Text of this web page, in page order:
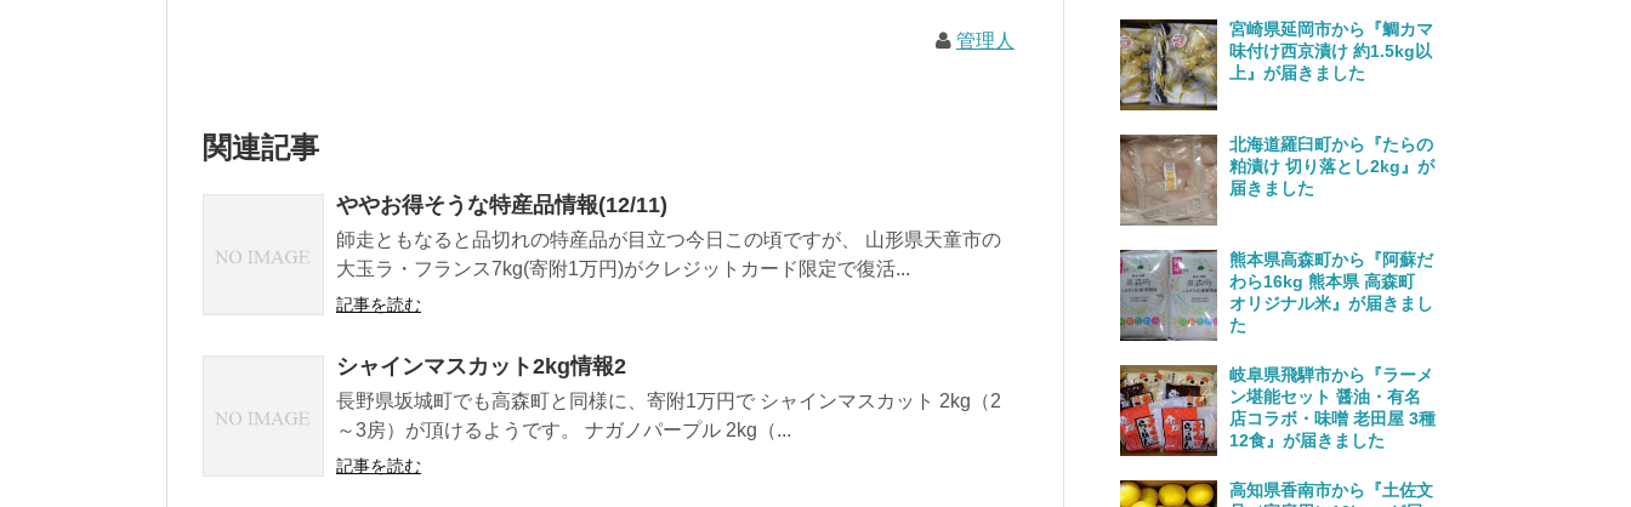
管理人
関連記事
ややお得そうな特産品情報(12/11)
師走ともなると品切れの特産品が目立つ今日この頃ですが、 山形県天童市の
大玉ラ・フランス7kg(寄附1万円)がクレジットカード限定で復活...
記事を読む
シャインマスカット2kg情報2
長野県坂城町でも高森町と同様に、寄附1万円で シャインマスカット 2kg（2
～3房）が頂けるようです。 ナガノパープル 2kg（...
記事を読む
宮崎県延岡市から『鯛カマ
味付け西京漬け 約1.5kg以
上』が届きました
北海道羅臼町から『たらの
粕漬け 切り落とし2kg』が
届きました
熊本県高森町から『阿蘇だ
わら16kg 熊本県 高森町
オリジナル米』が届きまし
た
岐阜県飛騨市から『ラーメ
ン堪能セット 醤油・有名
店コラボ・味噌 老田屋 3種
12食』が届きました
高知県香南市から『土佐文